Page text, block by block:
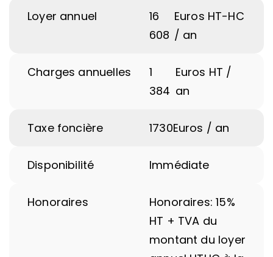
Loyer annuel
16
608
Euros HT-HC
/ an
Charges annuelles
1
384
Euros HT /
an
Taxe foncière 1730Euros / an
Disponibilité Immédiate
Honoraires
Honoraires: 15%
HT + TVA du
montant du loyer